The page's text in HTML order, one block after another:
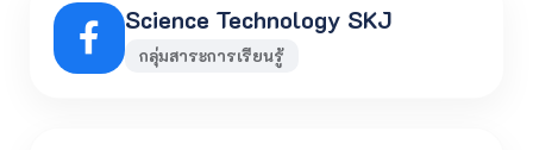
Science Technology SKJ
กลุ่มสาระการเรียนรู้